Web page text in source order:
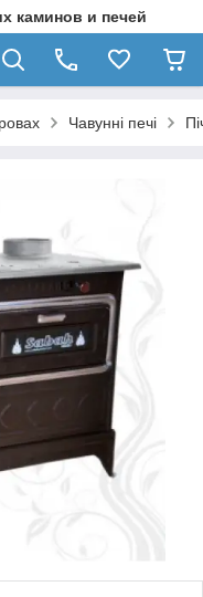
каминов и печей
Чавунні печі